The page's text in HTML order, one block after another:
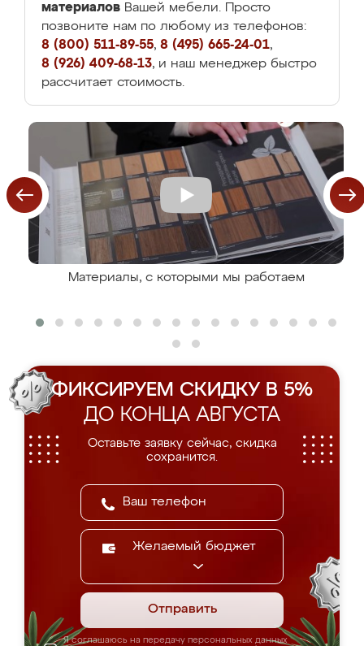
материалов Вашей мебели. Просто
позвоните нам по любому из телефонов:
8 (800) 511-89-55, 8 (495) 665-24-01,
8 (926) 409-68-13, и наш менеджер быстро
рассчитает стоимость.
Материалы, с которыми мы работаем
ФИКСИРУЕМ СКИДКУ В 5%
ДО КОНЦА АВГУСТА
Оставьте заявку сейчас, скидка
сохранится.
Желаемый бюджет
Отправить
Я соглашаюсь на передачу персональных данных